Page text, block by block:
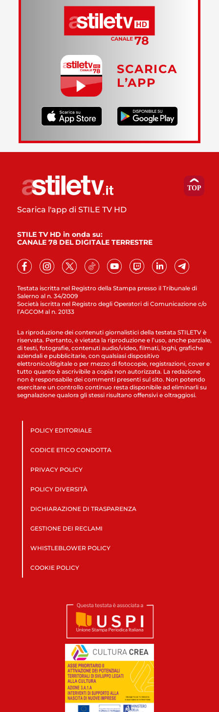
SCARICA
L’APP
Testata iscritta nel Registro della Stampa presso il Tribunale di
Salerno al n. 34/2009
Società iscritta nel Registro degli Operatori di Comunicazione c/o
l’AGCOM al n. 20133
Scarica l'app di STILE TV HD
STILE TV HD in onda su:
CANALE 78 DEL DIGITALE TERRESTRE
La riproduzione dei contenuti giornalistici della testata STILETV è
riservata. Pertanto, è vietata la riproduzione e l’uso, anche parziale,
di testi, fotografie, contenuti audio/video, filmati, loghi, grafiche
aziendali e pubblicitarie, con qualsiasi dispositivo
elettronico/digitale o per mezzo di fotocopie, registrazioni, cover e
tutto quanto è ascrivibile a copia non autorizzata. La redazione
non è responsabile dei commenti presenti sul sito. Non potendo
esercitare un controllo continuo resta disponibile ad eliminarli su
segnalazione qualora gli stessi risultano offensivi e oltraggiosi.
POLICY EDITORIALE
CODICE ETICO CONDOTTA
PRIVACY POLICY
POLICY DIVERSITÀ
DICHIARAZIONE DI TRASPARENZA
GESTIONE DEI RECLAMI
WHISTLEBLOWER POLICY
COOKIE POLICY